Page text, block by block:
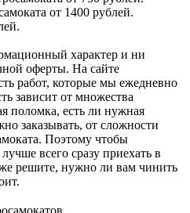
от 1400 рублей.
характер и ни
оферты. На сайте
работ, которые мы ежедневно
зависит от множества
поломка, есть ли нужная
заказывать, от сложности
Поэтому чтобы
всего сразу приехать в
решите, нужно ли вам чинить